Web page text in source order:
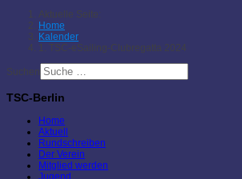
Aktuelle Seite:
Home
Kalender
1. TSC-eSailing-Clubregatta 2024
Suchen
TSC-Berlin
Home
Aktuell
Rundschreiben
Der Verein
Mitglied werden
Jugend